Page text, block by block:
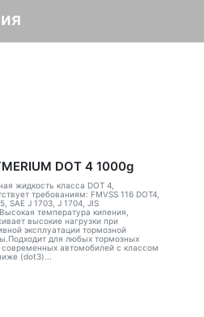
DOT 4 1000g
жидкость класса DOT 4,
требованиям: FMVSS 116 DOT4,
SAE J 1703, J 1704, JIS
температура кипения,
высокие нагрузки при
эксплуатации тормозной
для любых тормозных
автомобилей с классом
(dot3)...